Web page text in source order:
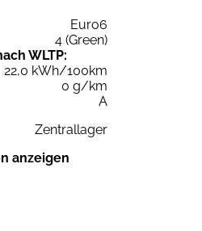
Euro6
4 (Green)
WLTP:
22,0 kWh/100km
0 g/km
A
Zentrallager
anzeigen